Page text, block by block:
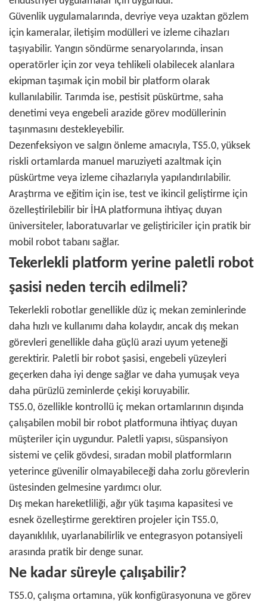
Güvenlik uygulamalarında, devriye veya uzaktan gözlem
için kameralar, iletişim modülleri ve izleme cihazları
taşıyabilir. Yangın söndürme senaryolarında, insan
operatörler için zor veya tehlikeli olabilecek alanlara
ekipman taşımak için mobil bir platform olarak
kullanılabilir. Tarımda ise, pestisit püskürtme, saha
denetimi veya engebeli arazide görev modüllerinin
taşınmasını destekleyebilir.
Dezenfeksiyon ve salgın önleme amacıyla, TS5.0, yüksek
riskli ortamlarda manuel maruziyeti azaltmak için
püskürtme veya izleme cihazlarıyla yapılandırılabilir.
Araştırma ve eğitim için ise, test ve ikincil geliştirme için
özelleştirilebilir bir İHA platformuna ihtiyaç duyan
üniversiteler, laboratuvarlar ve geliştiriciler için pratik bir
mobil robot tabanı sağlar.
Tekerlekli platform yerine paletli robot
şasisi neden tercih edilmeli?
Tekerlekli robotlar genellikle düz iç mekan zeminlerinde
daha hızlı ve kullanımı daha kolaydır, ancak dış mekan
görevleri genellikle daha güçlü arazi uyum yeteneği
gerektirir. Paletli bir robot şasisi, engebeli yüzeyleri
geçerken daha iyi denge sağlar ve daha yumuşak veya
daha pürüzlü zeminlerde çekişi koruyabilir.
TS5.0, özellikle kontrollü iç mekan ortamlarının dışında
çalışabilen mobil bir robot platformuna ihtiyaç duyan
müşteriler için uygundur. Paletli yapısı, süspansiyon
sistemi ve çelik gövdesi, sıradan mobil platformların
yeterince güvenilir olmayabileceği daha zorlu görevlerin
üstesinden gelmesine yardımcı olur.
Dış mekan hareketliliği, ağır yük taşıma kapasitesi ve
esnek özelleştirme gerektiren projeler için TS5.0,
dayanıklılık, uyarlanabilirlik ve entegrasyon potansiyeli
arasında pratik bir denge sunar.
Ne kadar süreyle çalışabilir?
TS5.0, çalışma ortamına, yük konfigürasyonuna ve görev